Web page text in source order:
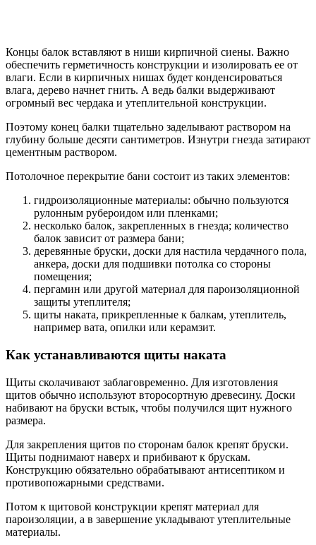
Концы балок вставляют в ниши кирпичной сиены. Важно
обеспечить герметичность конструкции и изолировать ее от
влаги. Если в кирпичных нишах будет конденсироваться
влага, дерево начнет гнить. А ведь балки выдерживают
огромный вес чердака и утеплительной конструкции.
Поэтому конец балки тщательно заделывают раствором на
глубину больше десяти сантиметров. Изнутри гнезда затирают
цементным раствором.
Потолочное перекрытие бани состоит из таких элементов:
гидроизоляционные материалы: обычно пользуются
рулонным рубероидом или пленками;
несколько балок, закрепленных в гнезда; количество
балок зависит от размера бани;
деревянные бруски, доски для настила чердачного пола,
анкера, доски для подшивки потолка со стороны
помещения;
пергамин или другой материал для пароизоляционной
защиты утеплителя;
щиты наката, прикрепленные к балкам, утеплитель,
например вата, опилки или керамзит.
Как устанавливаются щиты наката
Щиты сколачивают заблаговременно. Для изготовления
щитов обычно используют второсортную древесину. Доски
набивают на бруски встык, чтобы получился щит нужного
размера.
Для закрепления щитов по сторонам балок крепят бруски.
Щиты поднимают наверх и прибивают к брускам.
Конструкцию обязательно обрабатывают антисептиком и
противопожарными средствами.
Потом к щитовой конструкции крепят материал для
пароизоляции, а в завершение укладывают утеплительные
материалы.